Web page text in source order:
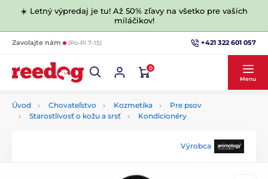
☀️ Letný výpredaj je tu! Až 50% zľavy na všetko pre vašich
miláčikov!
Zavolajte nám (Po-Pi 7-15) +421 322 601 057
0
Menu
Úvod Chovateľstvo Kozmetika
Pre psov
Starostlivosť o kožu a srsť
Kondicionéry
Výrobca